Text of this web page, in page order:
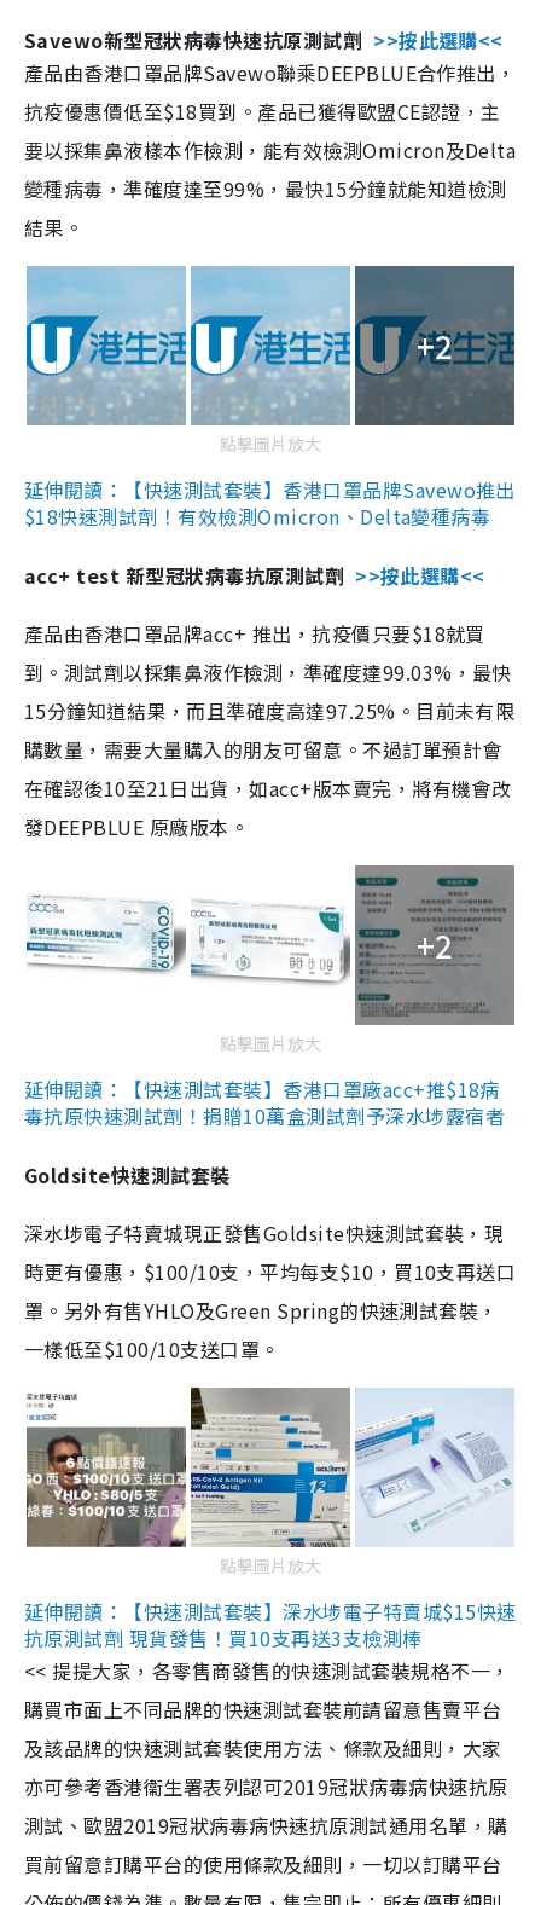
Savewo新型冠狀病毒快速抗原測試劑 >>按此選購<<
產品由香港口罩品牌Savewo聯乘DEEPBLUE合作推出，
抗疫優惠價低至$18買到。產品已獲得歐盟CE認證，主
要以採集鼻液樣本作檢測，能有效檢測Omicron及Delta
變種病毒，準確度達至99%，最快15分鐘就能知道檢測
結果。
+2
點擊圖片放大
延伸閱讀：【快速測試套裝】香港口罩品牌Savewo推出
$18快速測試劑！有效檢測Omicron、Delta變種病毒
acc+ test 新型冠狀病毒抗原測試劑 >>按此選購<<
產品由香港口罩品牌acc+ 推出，抗疫價只要$18就買
到。測試劑以採集鼻液作檢測，準確度達99.03%，最快
15分鐘知道結果，而且準確度高達97.25%。目前未有限
購數量，需要大量購入的朋友可留意。不過訂單預計會
在確認後10至21日出貨，如acc+版本賣完，將有機會改
發DEEPBLUE 原廠版本。
+2
點擊圖片放大
延伸閱讀：【快速測試套裝】香港口罩廠acc+推$18病
毒抗原快速測試劑！捐贈10萬盒測試劑予深水埗露宿者
Goldsite快速測試套裝
深水埗電子特賣城現正發售Goldsite快速測試套裝，現
時更有優惠，$100/10支，平均每支$10，買10支再送口
罩。另外有售YHLO及Green Spring的快速測試套裝，
一樣低至$100/10支送口罩。
點擊圖片放大
延伸閱讀：【快速測試套裝】深水埗電子特賣城$15快速
抗原測試劑 現貨發售！買10支再送3支檢測棒
<< 提提大家，各零售商發售的快速測試套裝規格不一，
購買市面上不同品牌的快速測試套裝前請留意售賣平台
及該品牌的快速測試套裝使用方法、條款及細則，大家
亦可參考香港衞生署表列認可2019冠狀病毒病快速抗原
測試、歐盟2019冠狀病毒病快速抗原測試通用名單，購
買前留意訂購平台的使用條款及細則，一切以訂購平台